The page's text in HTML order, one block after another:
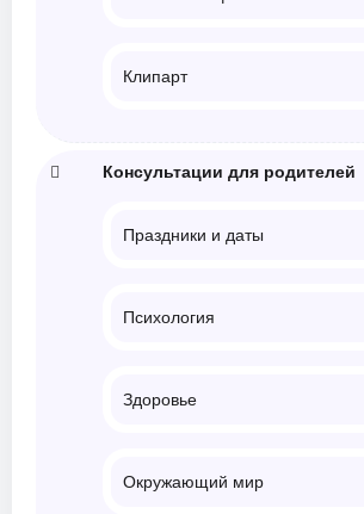
Клипарт
Консультации для родителей
Праздники и даты
Психология
Здоровье
Окружающий мир